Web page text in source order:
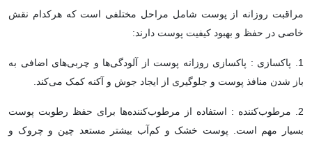
مراقبت روزانه از پوست شامل مراحل مختلفی است که هرکدام نقش
خاصی در حفظ و بهبود کیفیت پوست دارند:
1. پاکسازی : پاکسازی روزانه پوست از آلودگی‌ها و چربی‌های اضافی به
باز شدن منافذ پوست و جلوگیری از ایجاد جوش و آکنه کمک می‌کند.
2. مرطوب‌کننده : استفاده از مرطوب‌کننده‌ها برای حفظ رطوبت پوست
بسیار مهم است. پوست خشک و کم‌آب بیشتر مستعد چین و چروک و